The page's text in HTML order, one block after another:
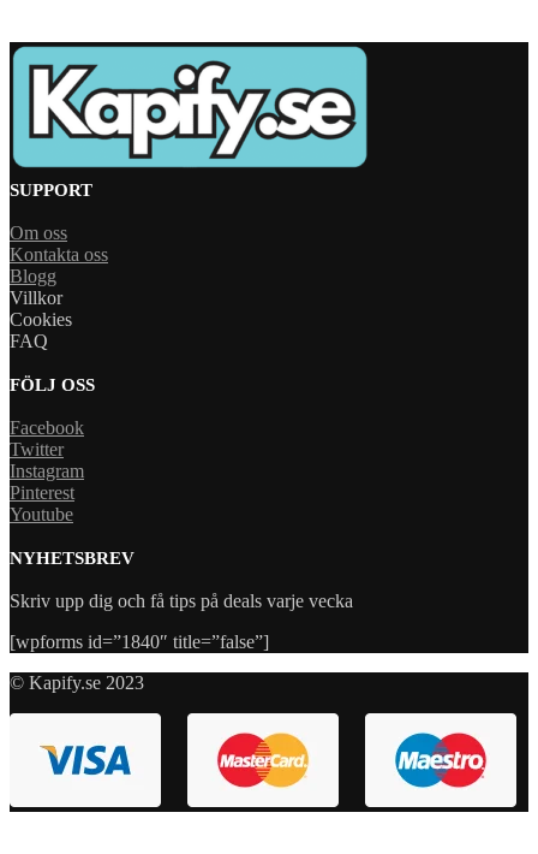
SUPPORT
Om oss
Kontakta oss
Blogg
Villkor
Cookies
FAQ
FÖLJ OSS
Facebook
Twitter
Instagram
Pinterest
Youtube
NYHETSBREV
Skriv upp dig och få tips på deals varje vecka
[wpforms id=”1840″ title=”false”]
© Kapify.se 2023